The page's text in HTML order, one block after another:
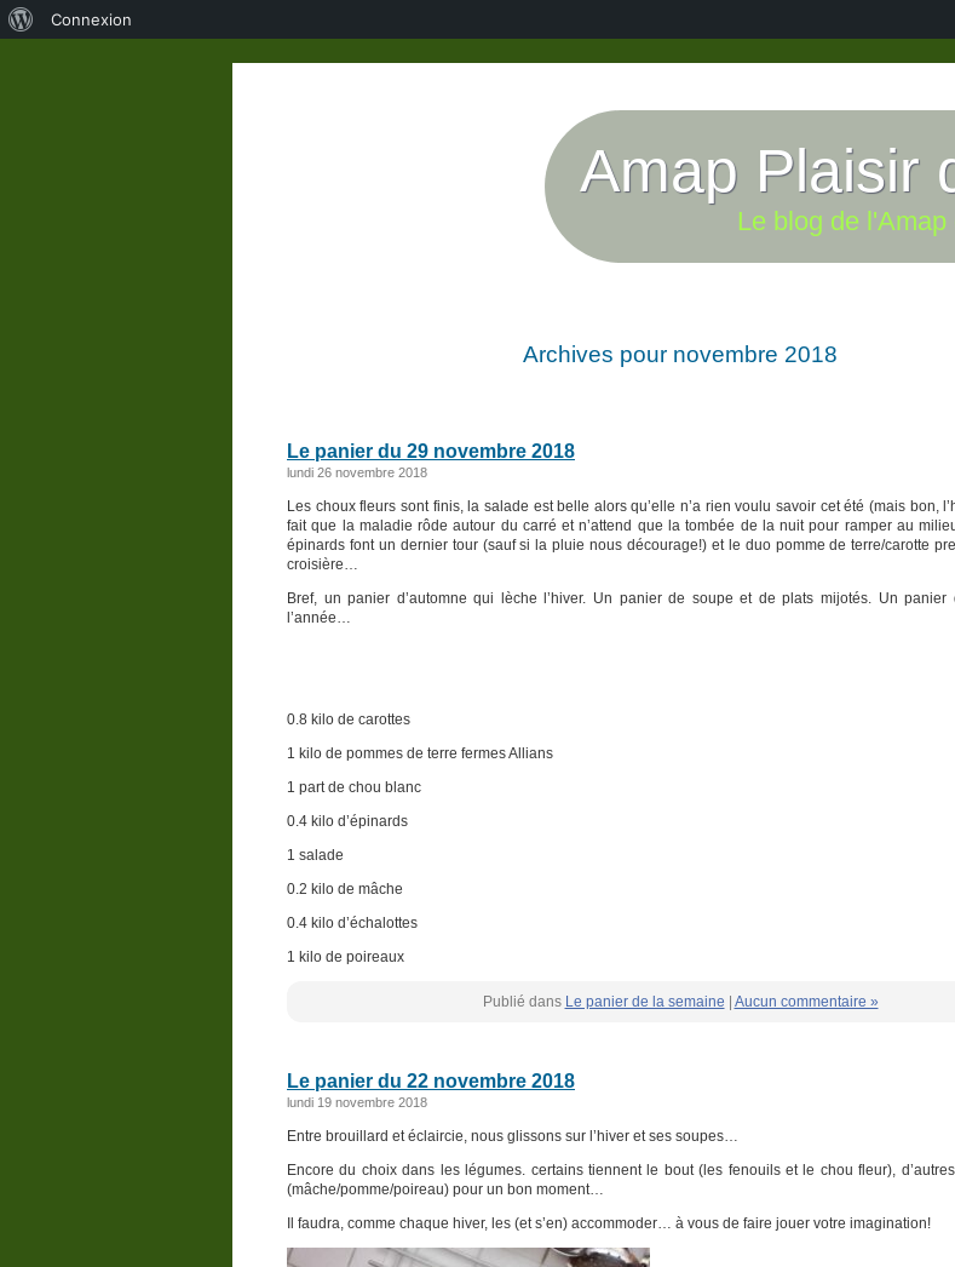
Amap Plaisir
Le blog de
Archives pour novembre 2018
Le panier du 29 novembre 2018
lundi 26 novembre 2018
Les choux fleurs sont finis, la salade est belle alors qu’elle n’a rien voulu savoir cet été (mais bon,
fait que la maladie rôde autour du carré et n’attend que la tombée de la nuit pour ramper au
épinards font un dernier tour (sauf si la pluie nous décourage!) et le duo pomme de terre/carotte
croisière…
Bref, un panier d’automne qui lèche l’hiver. Un panier de soupe et de plats mijotés. Un
l’année…
0.8 kilo de carottes
1 kilo de pommes de terre fermes Allians
1 part de chou blanc
0.4 kilo d’épinards
1 salade
0.2 kilo de mâche
0.4 kilo d’échalottes
1 kilo de poireaux
Publié dans Le panier de la semaine Aucun commentaire »
Le panier du 22 novembre 2018
lundi 19 novembre 2018
Entre brouillard et éclaircie, nous glissons sur l’hiver et ses soupes…
Encore du choix dans les légumes. certains tiennent le bout (les fenouils et le chou fleur),
(mâche/pomme/poireau) pour un bon moment…
Il faudra, comme chaque hiver, les (et s’en) accommoder… à vous de faire jouer votre imagination!
Connexion